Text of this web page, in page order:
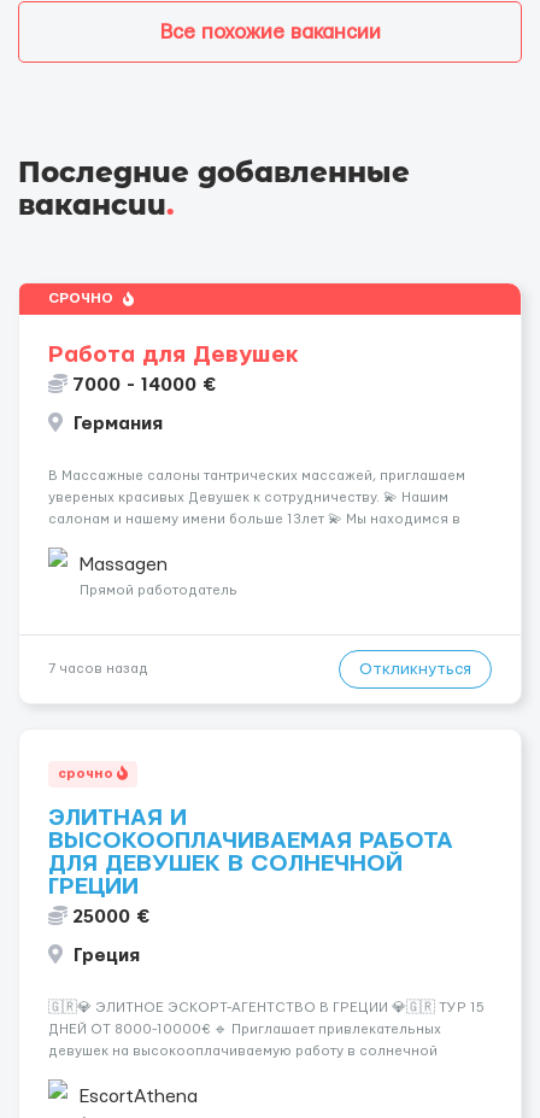
Все похожие вакансии
Последние добавленные
вакансии.
СРОЧНО
Работа для Девушек
7000 - 14000 €
Германия
В Массажные салоны тантрических массажей, приглашаем
увереных красивых Девушек к сотрудничеству. 💫 Нашим
салонам и нашему имени больше 13лет 💫 Мы находимся в
заработная плата 💚Мы гарантируем Наличие работы. Поток 💝
incall / Out...
Massagen
Прямой работодатель
7 часов назад Откликнуться
срочно
ЭЛИТНАЯ И
ВЫСОКООПЛАЧИВАЕМАЯ РАБОТА
ДЛЯ ДЕВУШЕК В СОЛНЕЧНОЙ
ГРЕЦИИ
25000 €
Греция
🇬🇷💎 ЭЛИТНОЕ ЭСКОРТ-АГЕНТСТВО В ГРЕЦИИ 💎🇬🇷 ТУР 15
ДНЕЙ ОТ 8000-10000€ 🔹 Приглашает привлекательных
девушек на высокооплачиваемую работу в солнечной
хорошие деньги 💶 — это предложение для тебя! 🔹
EscortAthena